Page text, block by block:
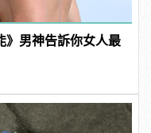
》男神告訴你女人最